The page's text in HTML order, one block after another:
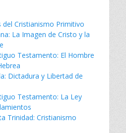
del Cristianismo Primitivo
La Imagen de Cristo y la
Testamento: El Hombre
Dictadura y Libertad de
Testamento: La Ley
Trinidad: Cristianismo